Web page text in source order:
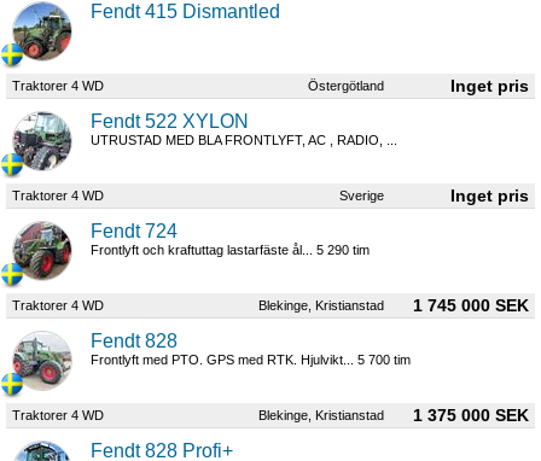
Fendt 415 Dismantled
Traktorer 4 WD Östergötland
Fendt 522 XYLON
UTRUSTAD MED BLA FRONTLYFT, AC , RADIO, ...
Traktorer 4 WD Sverige
Fendt 724
Frontlyft och kraftuttag lastarfäste ål... 5 290 tim
Traktorer 4 WD Blekinge, Kristianstad 1 745 000 SEK
Fendt 828
Frontlyft med PTO. GPS med RTK. Hjulvikt... 5 700 tim
Traktorer 4 WD Blekinge, Kristianstad 1 375 000 SEK
Fendt 828 Profi+